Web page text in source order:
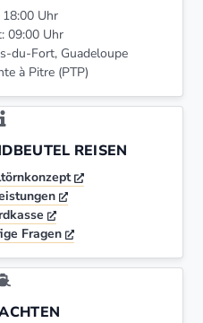
18:00 Uhr
09:00 Uhr
du-Fort, Guadeloupe
à Pitre (PTP)
REISEN
Fragen